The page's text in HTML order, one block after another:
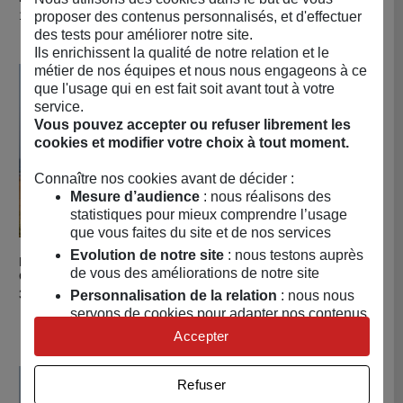
Prix
13,80 €
Lunettes de soleil Ourson
Crème
Prix
36,90 €
Acheter Lunettes de soleil Ourson
LA DROGUERIE ÉCOLOGIQUE
Lot de 2 boîtes de 4
mouches
Prix
5,00 €
proposer des contenus personnalisés, et d'effectuer
des tests pour améliorer notre site.
Ils enrichissent la qualité de notre relation et le
métier de nos équipes et nous nous engageons à ce
que l'usage qui en est fait soit avant tout à votre
service.
Vous pouvez accepter ou refuser librement les
cookies et modifier votre choix à tout moment.
Connaître nos cookies avant de décider :
Mesure d’audience: nous réalisons des
statistiques pour mieux comprendre l’usage
que vous faites du site et de nos services
Evolution de notre site: nous testons auprès
de vous des améliorations de notre site
Personnalisation de la relation : nous nous
servons de cookies pour adapter nos contenus
et personnaliser nos offres
Univers publicitaire: nous utilisons avec nos
publicités personnalisées
Refuser
Accepter